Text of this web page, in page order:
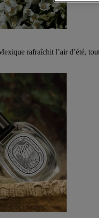
rafraîchit l’air d’été,